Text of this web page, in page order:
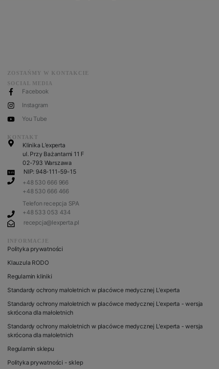
ZOSTAŃMY W KONTAKCIE
SOCIAL MEDIA
Facebook
Instagram
You Tube
KONTAKT
Klinika L’experta
ul. Przy Bażantarni 11 F
02-793 Warszawa
NIP: 948-111-59-15
+48 530 666 966
+48 530 666 466
Telefon recepcja SPA
+48 533 053 434
recepcja@lexperta.pl
INFORMACJE
Polityka prywatności
Klauzula RODO
Regulamin kliniki
Standardy ochrony małoletnich w placówce medycznej L'experta
Standardy ochrony małoletnich w placówce medycznej L'experta - wersja
skrócona dla małoletnich
Standardy ochrony małoletnich w placówce medycznej L'experta - wersja
skrócona dla małoletnich
Regulamin sklepu
Polityka prywatności - sklep